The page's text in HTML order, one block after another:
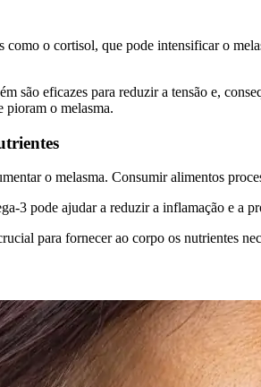
como o cortisol, que pode intensificar o
são eficazes para reduzir a tensão e,
pioram o melasma.
o melasma. Consumir alimentos
3 pode ajudar a reduzir a inflamação e a
para fornecer ao corpo os nutrientes